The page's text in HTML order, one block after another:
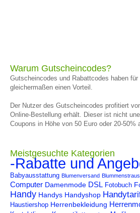
Warum Gutscheincodes?
Gutscheincodes und Rabattcodes haben für
gleichermaßen einen Vorteil.
Der Nutzer des Gutscheincodes profitiert
Online-Bestellung erhält. Dieser ist nicht
Coupons in Höhe von 50 Euro oder 20-50%
Meistgesuchte Kategorien
-Rabatte und
Babyausstattung Blumenversand
Computer Damenmode DSL Fotobuch
Handy Handys Handyshop
Haustiershop Herrenbekleidung